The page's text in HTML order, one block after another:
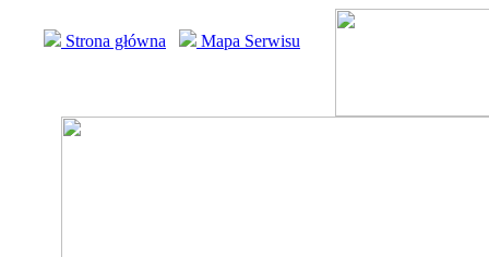
Strona główna Mapa Serwisu